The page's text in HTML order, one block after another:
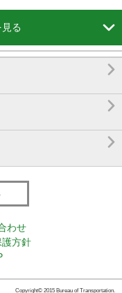
る 



わせ
方針
Copyright© 2015 Bureau of Transportation.